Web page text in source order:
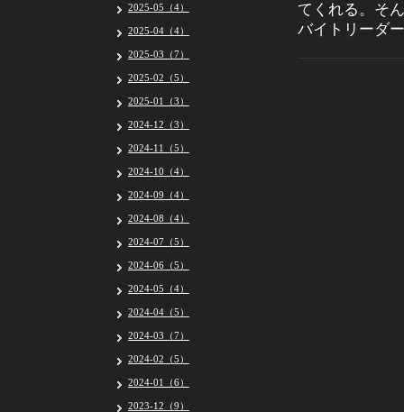
てくれる。そ
バイトリーダ
2025-05（4）
2025-04（4）
2025-03（7）
2025-02（5）
2025-01（3）
2024-12（3）
2024-11（5）
2024-10（4）
2024-09（4）
2024-08（4）
2024-07（5）
2024-06（5）
2024-05（4）
2024-04（5）
2024-03（7）
2024-02（5）
2024-01（6）
2023-12（9）